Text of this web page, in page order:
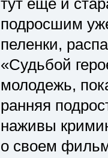
подросшим
пеленки,
«Судьбой
молодежь,
ранняя
наживы
о своем